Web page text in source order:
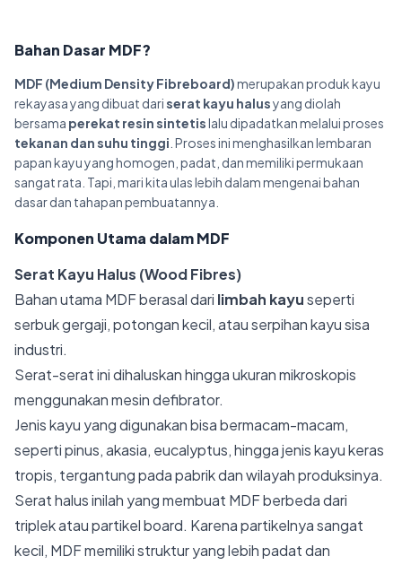
Bahan Dasar MDF?
MDF (Medium Density Fibreboard)merupakan produk kayu
rekayasa yang dibuat dari serat kayu halusyang diolah
bersama perekat resin sintetislalu dipadatkan melalui proses
tekanan dan suhu tinggi . Proses ini menghasilkan lembaran
papan kayu yang homogen, padat, dan memiliki permukaan
sangat rata. Tapi, mari kita ulas lebih dalam mengenai bahan
dasar dan tahapan pembuatannya.
Komponen Utama dalam MDF
Serat Kayu Halus (Wood Fibres)
Bahan utama MDF berasal dari limbah kayuseperti
serbuk gergaji, potongan kecil, atau serpihan kayu sisa
industri.
Serat-serat ini dihaluskan hingga ukuran mikroskopis
menggunakan mesin defibrator.
Jenis kayu yang digunakan bisa bermacam-macam,
seperti pinus, akasia, eucalyptus, hingga jenis kayu keras
tropis, tergantung pada pabrik dan wilayah produksinya.
Serat halus inilah yang membuat MDF berbeda dari
triplek atau partikel board. Karena partikelnya sangat
kecil, MDF memiliki struktur yang lebih padat dan